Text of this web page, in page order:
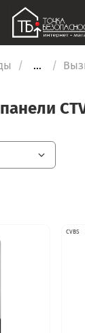
...
CVBS